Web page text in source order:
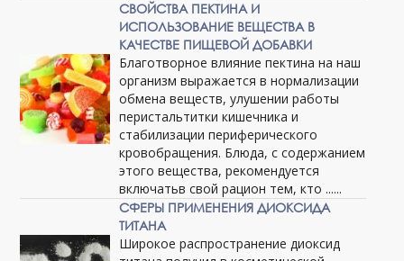
СВОЙСТВА ПЕКТИНА И
ИСПОЛЬЗОВАНИЕ ВЕЩЕСТВА В
КАЧЕСТВЕ ПИЩЕВОЙ ДОБАВКИ
Благотворное влияние пектина на наш
организм выражается в нормализации
обмена веществ, улушении работы
перистальтитки кишечника и
стабилизации периферического
кровобращения. Блюда, с содержанием
этого вещества, рекомендуется
включатьв свой рацион тем, кто ......
СФЕРЫ ПРИМЕНЕНИЯ ДИОКСИДА
ТИТАНА
Широкое распространение диоксид